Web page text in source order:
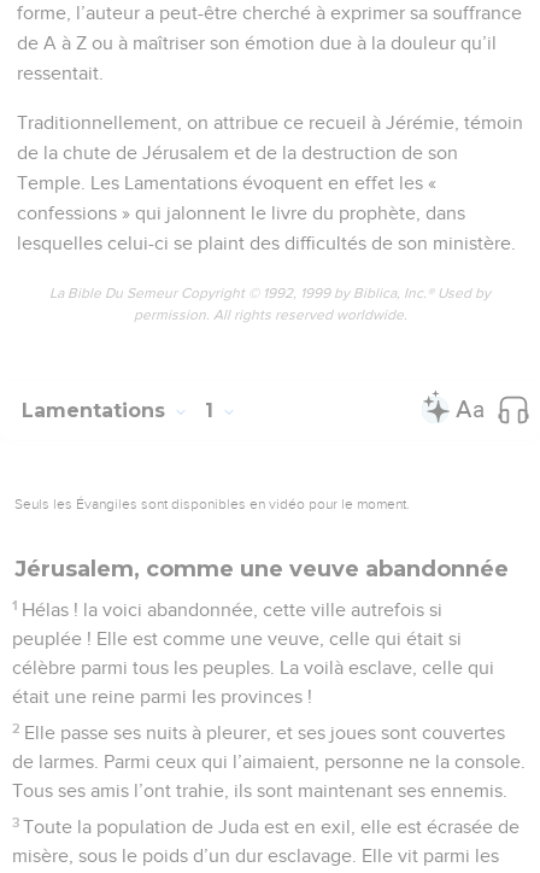
forme, l’auteur a peut-être cherché à exprimer sa souffrance
de A à Z ou à maîtriser son émotion due à la douleur qu’il
ressentait.
Traditionnellement, on attribue ce recueil à Jérémie, témoin
de la chute de Jérusalem et de la destruction de son
Temple. Les Lamentations évoquent en effet les «
confessions » qui jalonnent le livre du prophète, dans
lesquelles celui-ci se plaint des difficultés de son ministère.
La Bible Du Semeur Copyright © 1992, 1999 by Biblica, Inc.® Used by
permission. All rights reserved worldwide.
Lamentations 1
Seuls les Évangiles sont disponibles en vidéo pour le moment.
Jérusalem, comme une veuve abandonnée
1 Hélas ! la voici abandonnée, cette ville autrefois si
peuplée ! Elle est comme une veuve, celle qui était si
célèbre parmi tous les peuples. La voilà esclave, celle qui
était une reine parmi les provinces !
2 Elle passe ses nuits à pleurer, et ses joues sont couvertes
de larmes. Parmi ceux qui l’aimaient, personne ne la console.
Tous ses amis l’ont trahie, ils sont maintenant ses ennemis.
3 Toute la population de Juda est en exil, elle est écrasée de
misère, sous le poids d’un dur esclavage. Elle vit parmi les